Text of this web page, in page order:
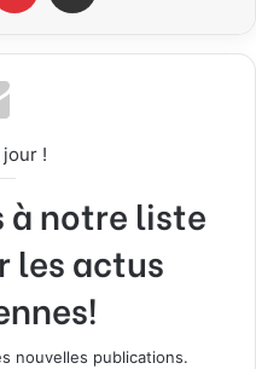
jour !
à notre liste
les actus
nouvelles publications.